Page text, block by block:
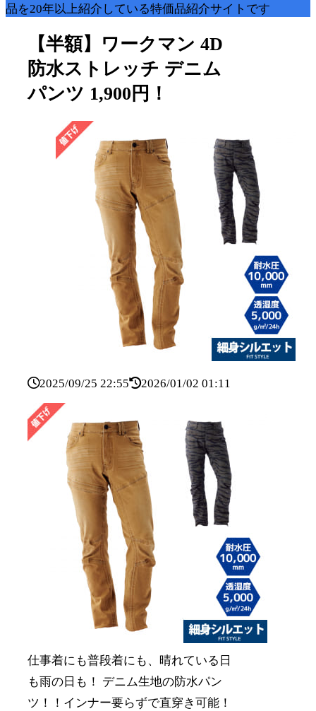
品を20年以上紹介している特価品紹介サイトです
【半額】ワークマン 4D
防水ストレッチ デニム
パンツ 1,900円！
2025/09/25 22:55 2026/01/02 01:11
仕事着にも普段着にも、晴れている日
も雨の日も！ デニム生地の防水パン
ツ！！インナー要らずで直穿き可能！